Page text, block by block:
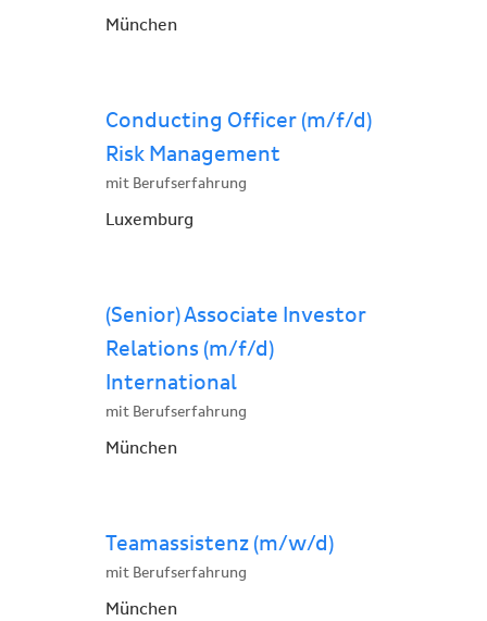
München
Conducting Officer (m/f/d)
Risk Management
mit Berufserfahrung
Luxemburg
(Senior) Associate Investor
Relations (m/f/d)
International
mit Berufserfahrung
München
Teamassistenz (m/w/d)
mit Berufserfahrung
München